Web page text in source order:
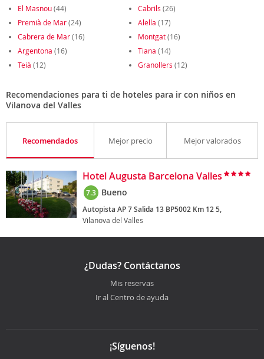
El Masnou(44) Cabrils (26)
Premià de Mar(24) Alella (17)
Cabrera de Mar(16) Montgat(16)
Argentona (16) Tiana (14)
Teià (12) Granollers (12)
Recomendaciones para ti de hoteles para ir con niños en
Vilanova del Valles
Recomendados Mejor precio Mejor valorados
Hotel Augusta Barcelona Valles
7.3 Bueno
Autopista AP 7 Salida 13 BP5002 Km 12 5,
Vilanova del Valles
¿Dudas? Contáctanos
Mis reservas
Ir al Centro de ayuda
¡Síguenos!